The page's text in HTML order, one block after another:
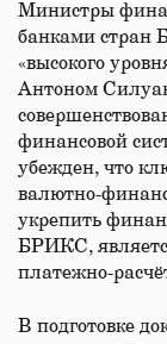
Министры
банками стран
«высокого
Антоном
финансовой
убежден, что
валютно-
укрепить
БРИКС,
платежно-
В подготовке